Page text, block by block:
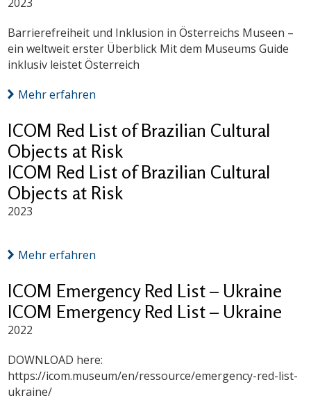
Barrierefreiheit und Inklusion in Österreichs Museen –
ein weltweit erster Überblick Mit dem Museums Guide
inklusiv leistet Österreich
Mehr erfahren
ICOM Red List of Brazilian Cultural
Objects at Risk
ICOM Red List of Brazilian Cultural
Objects at Risk
2023
Mehr erfahren
ICOM Emergency Red List – Ukraine
ICOM Emergency Red List – Ukraine
2022
DOWNLOAD here:
https://icom.museum/en/ressource/emergency-red-list-
ukraine/